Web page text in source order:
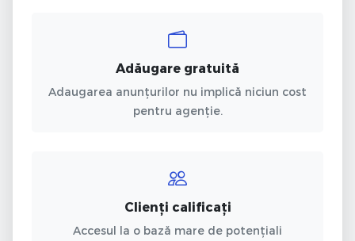
Adăugare gratuită
Adaugarea anunțurilor nu implică niciun cost
pentru agenție.
Clienți calificați
Accesul la o bază mare de potențiali